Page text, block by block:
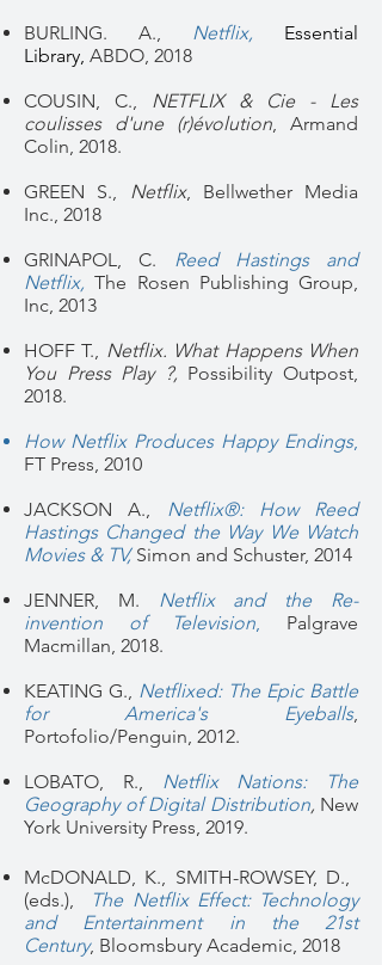
BURLING. A., Netflix, Essential
Library, ABDO, 2018
COUSIN, C., NETFLIX & Cie - Les
coulisses d'une (r)évolution, Armand
Colin, 2018.
GREEN S., Netflix, Bellwether Media
Inc., 2018
GRINAPOL, C. Reed Hastings and
Netflix, The Rosen Publishing Group,
Inc, 2013
HOFF T., Netflix. What Happens When
You Press Play ?, Possibility Outpost,
2018.
How Netflix Produces Happy Endings,
FT Press, 2010
JACKSON A., Netflix®: How Reed
Hastings Changed the Way We Watch
Movies & TV, Simon and Schuster, 2014
JENNER, M. Netflix and the Re-
invention of Television, Palgrave
Macmillan, 2018.
KEATING G., Netflixed: The Epic Battle
for America's Eyeballs,
Portofolio/Penguin, 2012.
LOBATO, R., Netflix Nations: The
Geography of Digital Distribution, New
York University Press, 2019.
McDONALD, K., SMITH-ROWSEY, D., ​
(eds.),
The Netflix Effect: Technology
and Entertainment in the 21st
Century, Bloomsbury Academic, 2018